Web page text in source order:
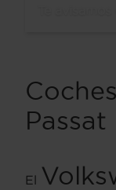
Passat
El